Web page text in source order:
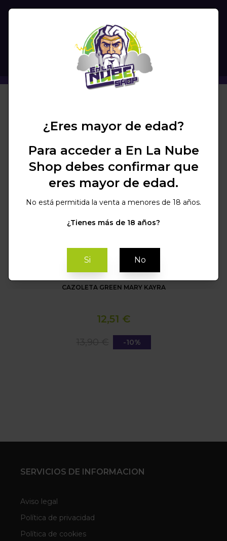
CAZOLETA GREEN MARY KAYRA
12,51 €
-10%
SERVICIOS DE INFORMACION
Aviso legal
Política de privacidad
Política de cookies
¿Eres mayor de edad?
Para acceder a En La Nube
Shop debes confirmar que
eres mayor de edad.
No está permitida la venta a menores de 18 años.
¿Tienes más de 18 años?
Si No